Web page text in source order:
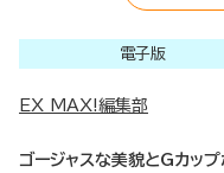
電子版
EX MAX!編集部
ゴージャスな美貌とGカッ